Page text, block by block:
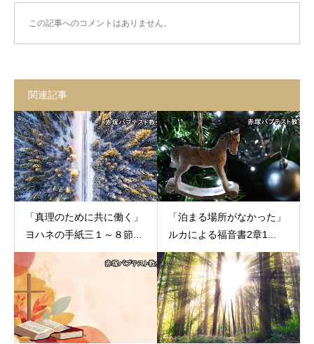
この記事へのコメントはありません。
関連記事
「真理のために共に働く」
ヨハネの手紙三１～８節...
「泊まる場所がなかった」
ルカによる福音書2章1...